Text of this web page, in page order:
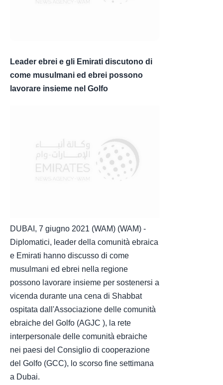
Leader ebrei e gli Emirati discutono di
come musulmani ed ebrei possono
lavorare insieme nel Golfo
DUBAI, 7 giugno 2021 (WAM) (WAM) -
Diplomatici, leader della comunità ebraica
e Emirati hanno discusso di come
musulmani ed ebrei nella regione
possono lavorare insieme per sostenersi a
vicenda durante una cena di Shabbat
ospitata dall'Associazione delle comunità
ebraiche del Golfo (AGJC ), la rete
interpersonale delle comunità ebraiche
nei paesi del Consiglio di cooperazione
del Golfo (GCC), lo scorso fine settimana
a Dubai.